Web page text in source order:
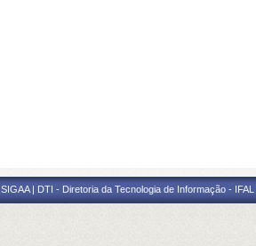
SIGAA | DTI - Diretoria da Tecnologia de Informação -